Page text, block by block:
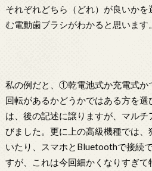
それぞれどちら（どれ）が良いか
む電動歯ブラシがわかると思います。
私の例だと、①乾電池式か充電式
回転があるかどうかではある方を
は、後の記述に譲りますが、マル
びました。更に上の高級機種では、
いたり、スマホとBluetoothで接続
すが、これは今回細かくなりすぎて